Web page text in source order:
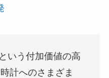
いう付加価値の高
計へのさまざま